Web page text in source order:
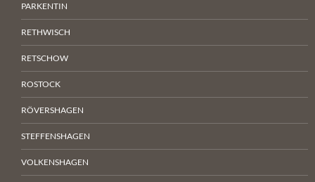
PARKENTIN
RETHWISCH
RETSCHOW
ROSTOCK
RÖVERSHAGEN
STEFFENSHAGEN
VOLKENSHAGEN